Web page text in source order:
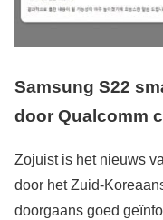
Samsung S22
door Qualcomm
Zojuist is het nieuws
door het Zuid-
doorgaans goed